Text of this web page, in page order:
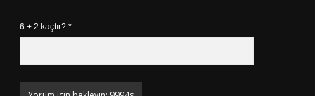
6 + 2 kaçtır? *